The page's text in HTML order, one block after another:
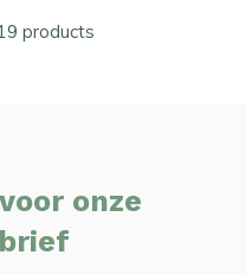
products
onze